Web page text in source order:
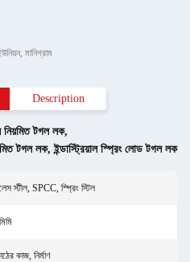
মানিগ্রাম
Description
নিয়মিত টগল লক,
টগল লক,ইন্ডাস্ট্রিয়াল স্প্রিং লোড টগল লক
স্টীল, SPCC, স্প্রিং স্টিল
কাজ, নির্মাণ